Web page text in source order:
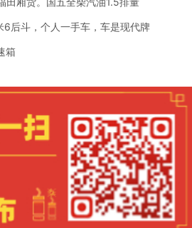
后斗，个人一手车，车是现代牌
箱